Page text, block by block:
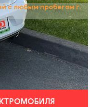
с любым пробегом г.